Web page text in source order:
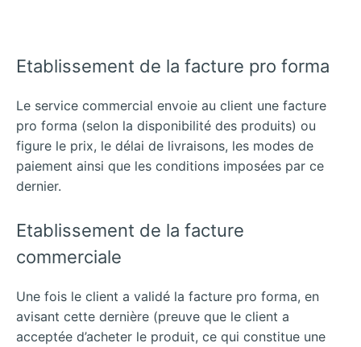
Etablissement de la facture pro forma
Le service commercial envoie au client une facture
pro forma (selon la disponibilité des produits) ou
figure le prix, le délai de livraisons, les modes de
paiement ainsi que les conditions imposées par ce
dernier.
Etablissement de la facture
commerciale
Une fois le client a validé la facture pro forma, en
avisant cette dernière (preuve que le client a
acceptée d’acheter le produit, ce qui constitue une